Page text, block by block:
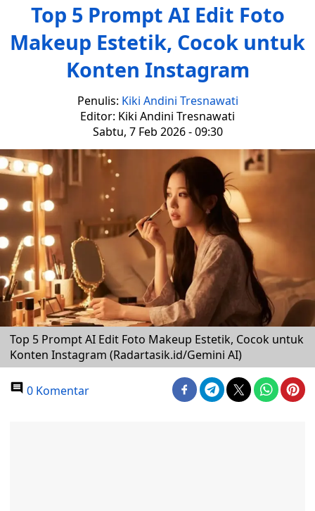
Top 5 Prompt AI Edit Foto
Makeup Estetik, Cocok untuk
Konten Instagram
Penulis: Kiki Andini Tresnawati
Editor: Kiki Andini Tresnawati
Sabtu, 7 Feb 2026 - 09:30
Top 5 Prompt AI Edit Foto Makeup Estetik, Cocok untuk
Konten Instagram (Radartasik.id/Gemini AI)
0 Komentar